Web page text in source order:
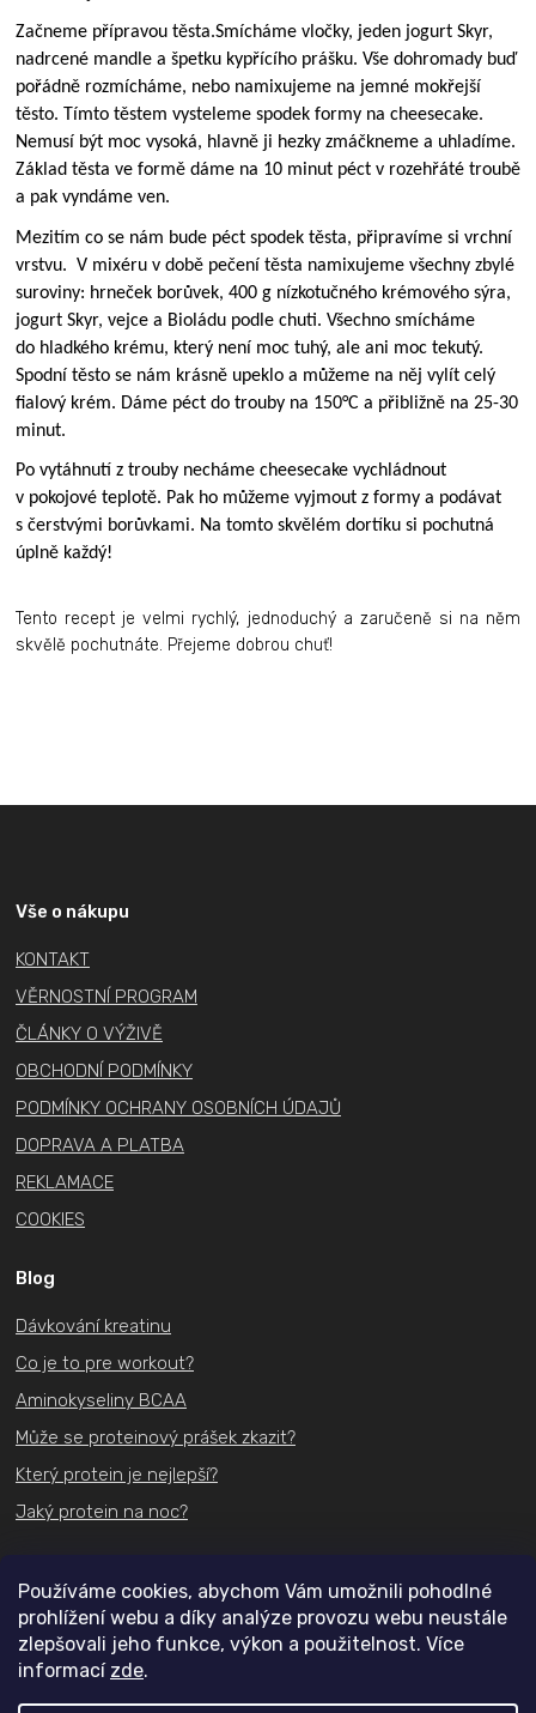
Používáme cookies, abychom Vám umožnili pohodlné
prohlížení webu a díky analýze provozu webu neustále
zlepšovali jeho funkce, výkon a použitelnost. Více
informací zde.
Začneme přípravou těsta.Smícháme vločky, jeden jogurt Skyr,
nadrcené mandle a špetku kypřícího prášku. Vše dohromady buď
pořádně rozmícháme, nebo namixujeme na jemné mokřejší
těsto. Tímto těstem vysteleme spodek formy na cheesecake.
Nemusí být moc vysoká, hlavně ji hezky zmáčkneme a uhladíme.
Základ těsta ve formě dáme na 10 minut péct v rozehřáté troubě
a pak vyndáme ven.
Mezitím co se nám bude péct spodek těsta, připravíme si vrchní
vrstvu. V mixéru v době pečení těsta namixujeme všechny zbylé
suroviny: hrneček borůvek, 400 g nízkotučného krémového sýra,
jogurt Skyr, vejce a Bioládu podle chuti. Všechno smícháme
do hladkého krému, který není moc tuhý, ale ani moc tekutý.
Spodní těsto se nám krásně upeklo a můžeme na něj vylít celý
fialový krém. Dáme péct do trouby na 150°C a přibližně na 25-30
minut.
Po vytáhnutí z trouby necháme cheesecake vychládnout
v pokojové teplotě. Pak ho můžeme vyjmout z formy a podávat
s čerstvými borůvkami. Na tomto skvělém dortíku si pochutná
úplně každý!
Tento recept je velmi rychlý, jednoduchý a zaručeně si na něm
skvělě pochutnáte. Přejeme dobrou chuť!
Vše o nákupu
KONTAKT
VĚRNOSTNÍ PROGRAM
ČLÁNKY O VÝŽIVĚ
OBCHODNÍ PODMÍNKY
PODMÍNKY OCHRANY OSOBNÍCH ÚDAJŮ
DOPRAVA A PLATBA
REKLAMACE
COOKIES
Blog
Dávkování kreatinu
Co je to pre workout?
Aminokyseliny BCAA
Může se proteinový prášek zkazit?
Který protein je nejlepší?
Jaký protein na noc?
Kontakt
+420731 489 074
info@actifit.cz